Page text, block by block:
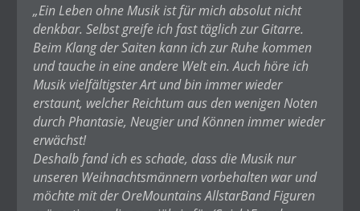
„Ein Leben ohne Musik ist für mich absolut nicht
denkbar. Selbst greife ich fast täglich zur Gitarre.
Beim Klang der Saiten kann ich zur Ruhe kommen
und tauche in eine andere Welt ein. Auch höre ich
Musik vielfältigster Art und bin immer wieder
erstaunt, welcher Reichtum aus den wenigen Noten
durch Phantasie, Neugier und Können immer wieder
erwächst!
Deshalb fand ich es schade, dass die Musik nur
unseren Weihnachtsmännern vorbehalten war und
möchte mit der OreMountains AllstarBand Figuren